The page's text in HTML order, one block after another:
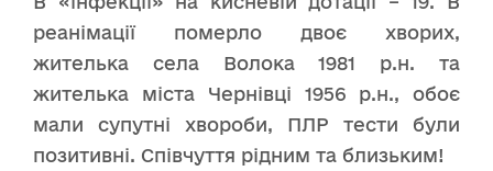
реанімації померло двоє хворих,
жителька села Волока 1981 р.н. та
жителька міста Чернівці 1956 р.н., обоє
мали супутні хвороби, ПЛР тести були
позитивні. Співчуття рідним та близьким!